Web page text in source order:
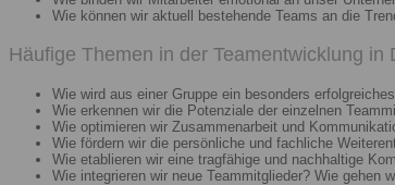
Wie können wir aktuell bestehende Teams an die
Häufige Themen in der Teamentwicklung in
Wie wird aus einer Gruppe ein besonders
Wie erkennen wir die Potenziale der einzelnen
Wie optimieren wir Zusammenarbeit und
Wie fördern wir die persönliche und fachliche
Wie etablieren wir eine tragfähige und nachhaltige
Wie integrieren wir neue Teammitglieder? Wie gehen